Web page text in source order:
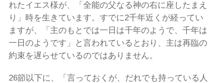
れたイエス様が、「全能の父なる神の右に座したまえ
り」時を生きています。すでに2千年近くが経ってい
ますが、「主のもとでは一日は千年のようで、千年は
一日のようです」と言われているとおり、主は再臨の
約束を遅らせているのではありません。
26節以下に、「言っておくが、だれでも持っている人